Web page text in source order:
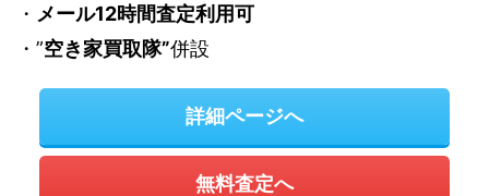
・ メール12時間査定利用可
・”空き家買取隊”併設
詳細ページへ
無料査定へ